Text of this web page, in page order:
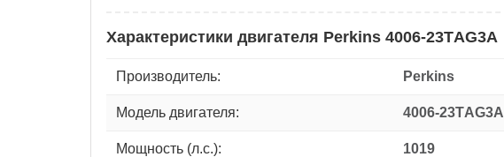
Характеристики двигателя Perkins 4006-23TАG3A
Производитель: Perkins
Модель двигателя: 4006-23TАG3A
Мощность (л.с.): 1019